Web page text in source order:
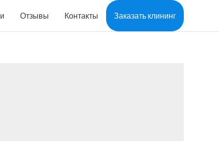
Отзывы Контакты Заказать клининг